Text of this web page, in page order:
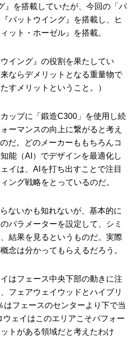
』を搭載していたが、今回の「パ
バットウイング』を搭載し、ヒ
ット・ホーゼル』を搭載。
イング』の役割を果たしてい
ならデメリットとなる重量物で
すメリットということ。）
ップに「鍛造C300」を使用し続
ーマンスの向上に繋がると考え
だ。どのメーカーももちろんコ
能（AI）でデザインを最適化し
イは、AIを打ち出すことで注目
ング戦略をとっているのだ。
ないかも知れないが、基本的に
パラメーターを設定して、シミ
結果を見るというものだ。実際
念は分かってもらえるだろう。
はフェース中央下部の動きに注
フェアウェイウッドとハイブリ
はフェースのセンターより下で当
ウェイはこのエリアこそパフォー
トがある領域だと考えたわけ